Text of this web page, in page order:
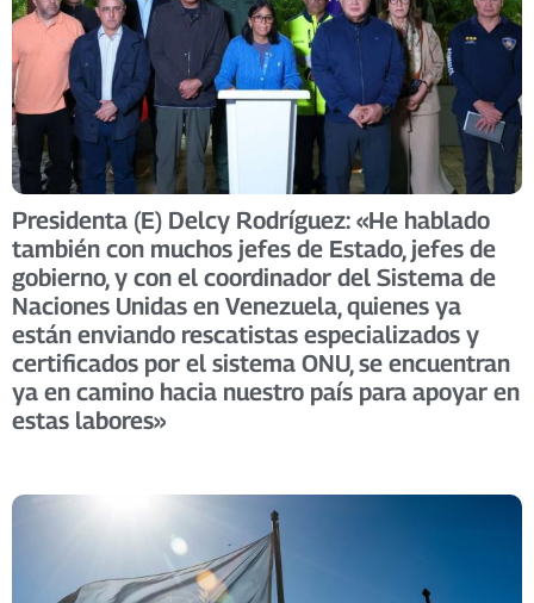
Presidenta (E) Delcy Rodríguez: «He hablado
también con muchos jefes de Estado, jefes de
gobierno, y con el coordinador del Sistema de
Naciones Unidas en Venezuela, quienes ya
están enviando rescatistas especializados y
certificados por el sistema ONU, se encuentran
ya en camino hacia nuestro país para apoyar en
estas labores»